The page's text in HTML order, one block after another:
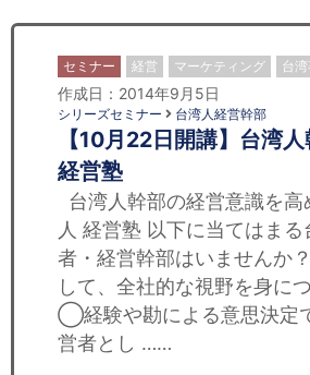
セミナー 経営 マーケティング 台
作成日：2014年9月5日
シリーズセミナー 台湾人経営幹部
【10月22日開講】台湾
経営塾
台湾人幹部の経営意識を
人 経営塾 以下に当てはまる
者・経営幹部はいませんか
して、全社的な視野を身に
◯経験や勘による意思決定
営者とし ……